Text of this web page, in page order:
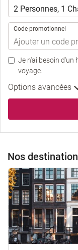
2 Personnes, 1
Code promotionnel
Je n'ai besoin d'un
voyage.
Options avancées
Nos